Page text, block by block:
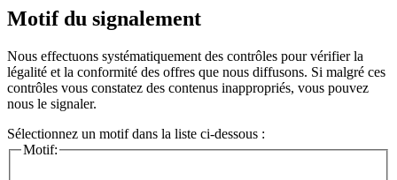
Motif du signalement
Nous effectuons systématiquement des contrôles pour vérifier la
légalité et la conformité des offres que nous diffusons. Si malgré ces
contrôles vous constatez des contenus inappropriés, vous pouvez
nous le signaler.
Sélectionnez un motif dans la liste ci-dessous :
Motif: